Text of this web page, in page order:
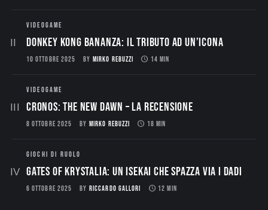
VIDEOGAME
Donkey Kong Bananza: Il Tributo ad un’Icona
10 OTTOBRE 2025 BY MIRKO REBUZZI 14 MIN
VIDEOGAME
CRONOS: THE NEW DAWN – La Recensione
8 OTTOBRE 2025 BY MIRKO REBUZZI 18 MIN
GIOCHI DI RUOLO
Gates of Krystalia: Un Isekai che spazza via i dadi
6 OTTOBRE 2025 BY RICCARDO GALLORI 12 MIN